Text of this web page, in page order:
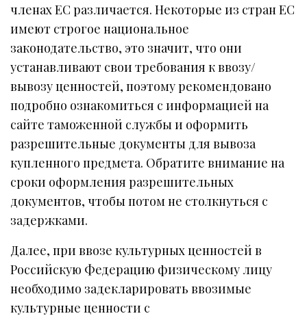
членах ЕС различается. Некоторые из стран ЕС
имеют строгое национальное
законодательство, это значит, что они
устанавливают свои требования к ввозу/
вывозу ценностей, поэтому рекомендовано
подробно ознакомиться с информацией на
сайте таможенной службы и оформить
разрешительные документы для вывоза
купленного предмета. Обратите внимание на
сроки оформления разрешительных
документов, чтобы потом не столкнуться с
задержками.
Далее, при ввозе культурных ценностей в
Российскую Федерацию физическому лицу
необходимо задекларировать ввозимые
культурные ценности с